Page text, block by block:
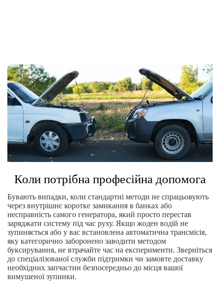
Коли потрібна професійна допомога
Бувають випадки, коли стандартні методи не спрацьовують
через внутрішнє коротке замикання в банках або
несправність самого генератора, який просто перестав
заряджати систему під час руху. Якщо жоден водій не
зупиняється або у вас встановлена автоматична трансмісія,
яку категорично заборонено заводити методом
буксирування, не втрачайте час на експерименти. Зверніться
до спеціалізованої служби підтримки чи замовте доставку
необхідних запчастин безпосередньо до місця вашої
вимушеної зупинки.